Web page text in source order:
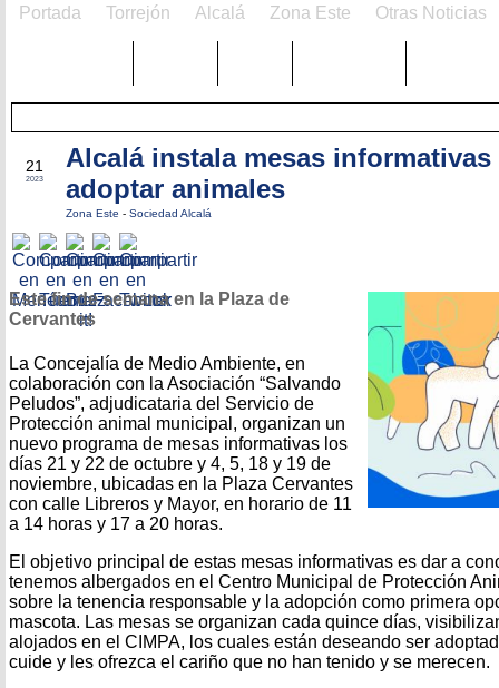
Portada Torrejón Alcalá Zona Este Otras Noticias
21
2023
Alcalá instala mesas informativas
adoptar animales
Zona Este - Sociedad Alcalá
Este fin de semana en la Plaza de
Cervantes
La Concejalía de Medio Ambiente, en
colaboración con la Asociación “Salvando
Peludos”, adjudicataria del Servicio de
Protección animal municipal, organizan un
nuevo programa de mesas informativas los
días 21 y 22 de octubre y 4, 5, 18 y 19 de
noviembre, ubicadas en la Plaza Cervantes
con calle Libreros y Mayor, en horario de 11
a 14 horas y 17 a 20 horas.
El objetivo principal de estas mesas informativas es dar a
tenemos albergados en el Centro Municipal de Protección
sobre la tenencia responsable y la adopción como primera
mascota. Las mesas se organizan cada quince días,
alojados en el CIMPA, los cuales están deseando ser
cuide y les ofrezca el cariño que no han tenido y se merecen.